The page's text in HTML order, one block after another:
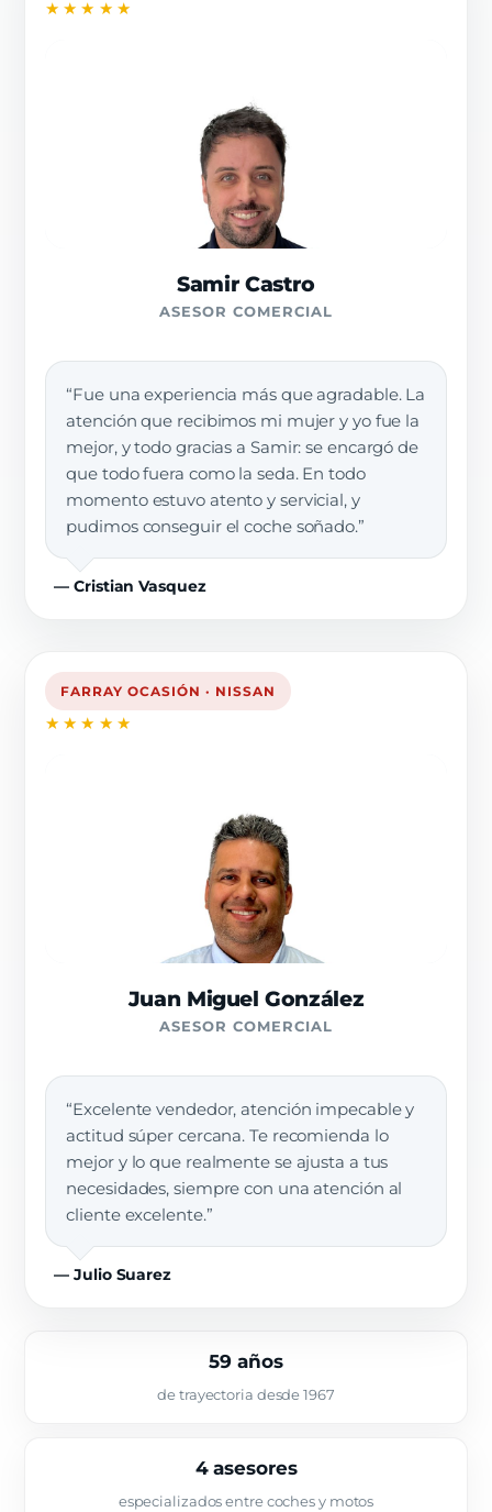
★★★★★
Samir Castro
ASESOR COMERCIAL
“Fue una experiencia más que agradable. La
atención que recibimos mi mujer y yo fue la
mejor, y todo gracias a Samir: se encargó de
que todo fuera como la seda. En todo
momento estuvo atento y servicial, y
pudimos conseguir el coche soñado.”
— Cristian Vasquez
FARRAY OCASIÓN · NISSAN
★★★★★
Juan Miguel González
ASESOR COMERCIAL
“Excelente vendedor, atención impecable y
actitud súper cercana. Te recomienda lo
mejor y lo que realmente se ajusta a tus
necesidades, siempre con una atención al
cliente excelente.”
— Julio Suarez
59 años
de trayectoria desde 1967
4 asesores
especializados entre coches y motos